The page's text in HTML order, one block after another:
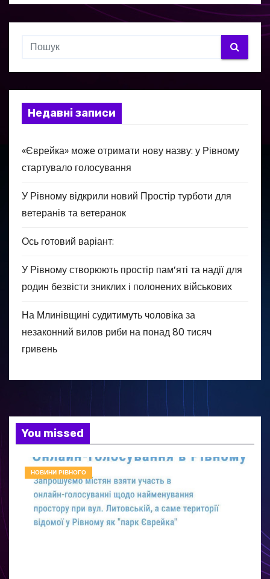
Недавні записи
«Єврейка» може отримати нову назву: у Рівному
стартувало голосування
У Рівному відкрили новий Простір турботи для
ветеранів та ветеранок
Ось готовий варіант:
У Рівному створюють простір пам’яті та надії для
родин безвісти зниклих і полонених військових
На Млинівщині судитимуть чоловіка за
незаконний вилов риби на понад 80 тисяч
гривень
You missed
НОВИНИ РІВНОГО